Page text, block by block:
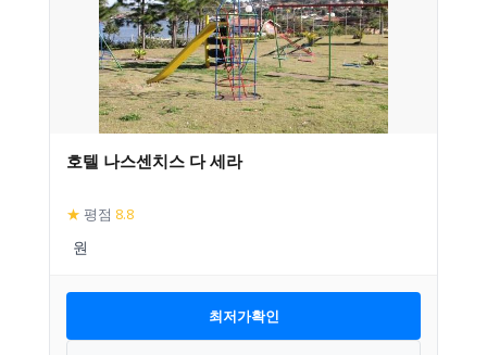
호텔 나스센치스 다 세라
★ 평점 8.8
최저가확인